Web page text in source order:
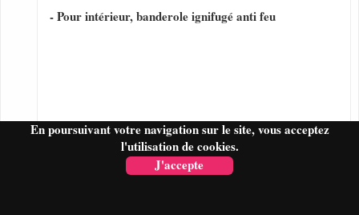
En poursuivant votre navigation sur le site, vous acceptez
l'utilisation de cookies.
J'accepte
- Pour intérieur, banderole ignifugé anti feu